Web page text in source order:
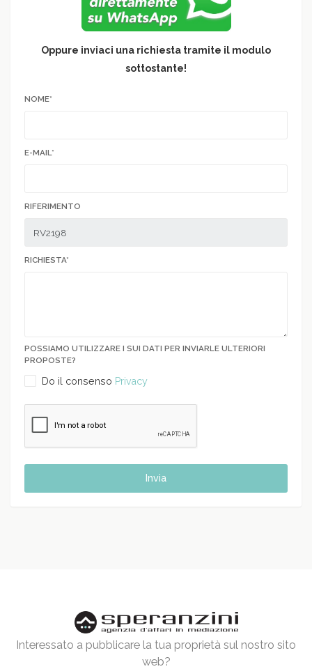
Oppure inviaci una richiesta tramite il modulo
sottostante!
NOME*
E-MAIL*
RIFERIMENTO
RICHIESTA*
POSSIAMO UTILIZZARE I SUI DATI PER INVIARLE ULTERIORI
PROPOSTE?
Do il consenso Privacy
Invia
Interessato a pubblicare la tua proprietà sul nostro sito
web?